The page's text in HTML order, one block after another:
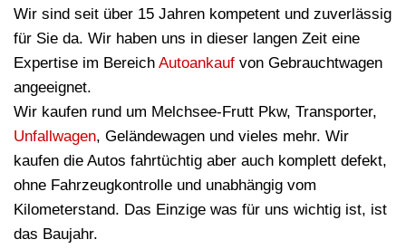
Wir sind seit über 15 Jahren kompetent und zuverlässig
für Sie da. Wir haben uns in dieser langen Zeit eine
Expertise im Bereich Autoankauf von Gebrauchtwagen
angeeignet.
Wir kaufen rund um Melchsee-Frutt Pkw, Transporter,
Unfallwagen, Geländewagen und vieles mehr. Wir
kaufen die Autos fahrtüchtig aber auch komplett defekt,
ohne Fahrzeugkontrolle und unabhängig vom
Kilometerstand. Das Einzige was für uns wichtig ist, ist
das Baujahr.